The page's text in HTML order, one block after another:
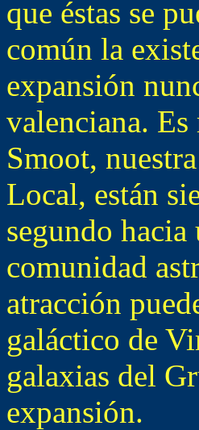
que éstas se
común la
expansión
valenciana. Es
Smoot,
Local, están
segundo
comunidad
atracción
galáctico de
galaxias del
expansión.